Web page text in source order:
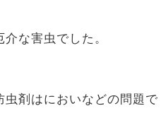
な害虫でした。
剤はにおいなどの問題で